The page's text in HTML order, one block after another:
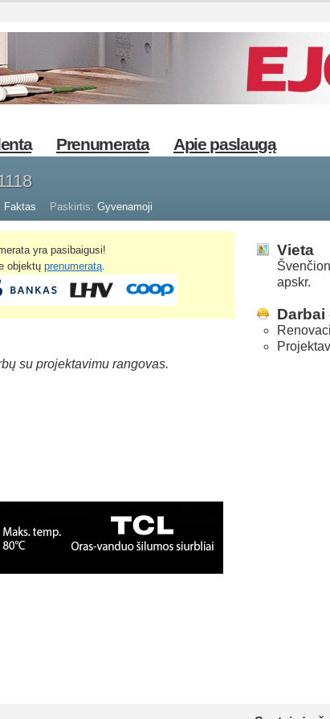
Prenumerata Apie paslaugą
Faktas Paskirtis: Gyvenamoji
yra pasibaigusi!
objektųprenumeratą
su projektavimu rangovas.
Vieta
apskr.
Darbai